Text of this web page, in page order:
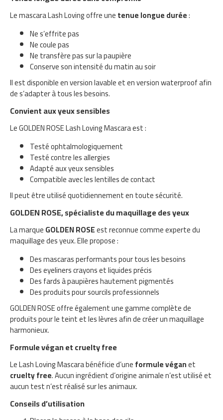
Le mascara Lash Loving offre unetenue longue durée:
Ne s’effrite pas
Ne coule pas
Ne transfère pas sur la paupière
Conserve son intensité du matin au soir
Il est disponible en version lavable et en version waterproof afin
de s’adapter à tous les besoins.
Convient aux yeux sensibles
Le GOLDEN ROSE Lash Loving Mascara est :
Testé ophtalmologiquement
Testé contre les allergies
Adapté aux yeux sensibles
Compatible avec les lentilles de contact
Il peut être utilisé quotidiennement en toute sécurité.
GOLDEN ROSE, spécialiste du maquillage des yeux
La marqueGOLDEN ROSEest reconnue comme experte du
maquillage des yeux. Elle propose :
Des mascaras performants pour tous les besoins
Des eyeliners crayons et liquides précis
Des fards à paupières hautement pigmentés
Des produits pour sourcils professionnels
GOLDEN ROSE offre également une gamme complète de
produits pour le teint et les lèvres afin de créer un maquillage
harmonieux.
Formule végan et cruelty free
Le Lash Loving Mascara bénéficie d’uneformule véganet
cruelty free. Aucun ingrédient d’origine animale n’est utilisé et
aucun test n’est réalisé sur les animaux.
Conseils d’utilisation